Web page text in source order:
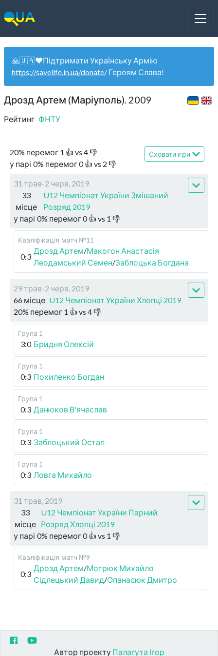
🙏🇺🇦❤️Підтримати Українську Армію
https://savelife.in.ua/donate/ Героям Слава!
Дрозд Артем (Маріуполь). 2009
Рейтинг ФНТУ
20% перемог 1 👍 vs 4👎
у парі 0% перемог0👍 vs 2 👎
Сховати ігри
31 трав-2 черв, 2019
33
місце
U12 Чемпіонат України Змішаний
Розряд 2019
у парі 0% перемог0👍 vs 1 👎
Кваліфікація матч №11
0:3
Дрозд Артем/Макогон Анастасія
Леодамський Семен/Заблоцька Богдана
29 трав-2 черв, 2019
66 місце U12 Чемпіонат України Хлопці 2019
20% перемог 1 👍 vs 4👎
Група 1
3:0 Бридня Олексій
Група 1
0:3 Похиленко Богдан
Група 1
0:3 Данюков В'ячеслав
Група 1
0:3 Заблоцький Остап
Група 1
0:3 Ловга Михайло
31 трав, 2019
33
місце
U12 Чемпіонат України Парний
Розряд Хлопці 2019
у парі 0% перемог0👍 vs 1 👎
Кваліфікація матч №9
0:3
Дрозд Артем/Мотрюк Михайло
Сідлецький Давид/Опанасюк Дмитро
Автор проекту Палагута Ігор